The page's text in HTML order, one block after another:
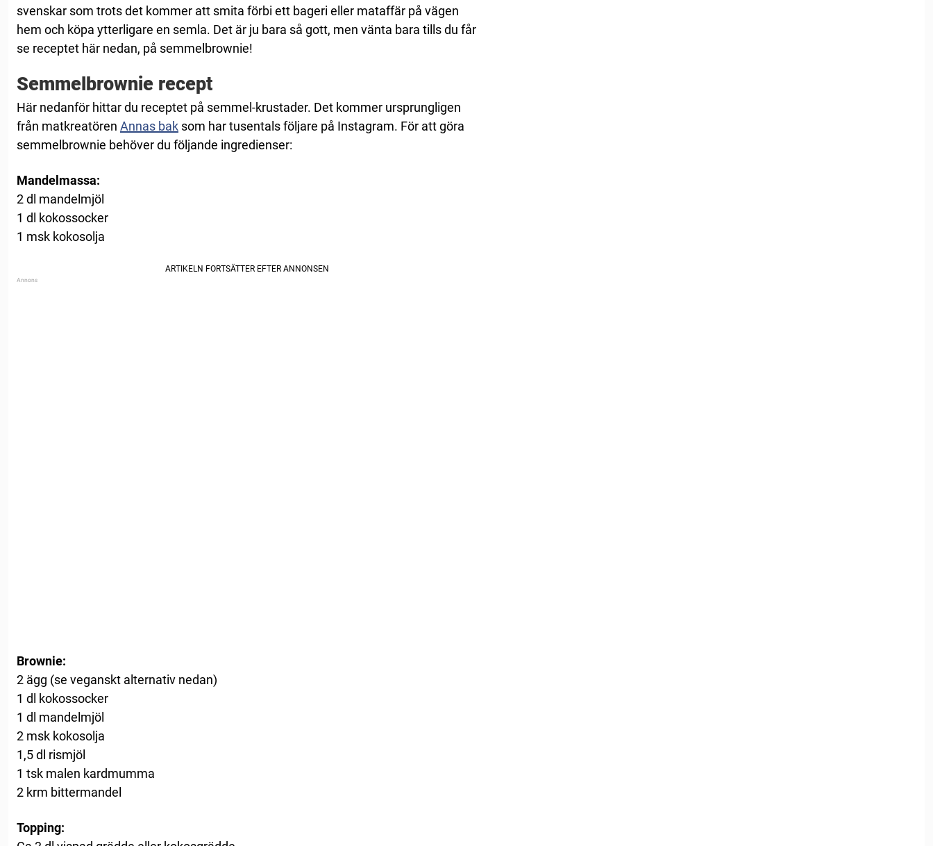
svenskar som trots det kommer att smita förbi ett bageri eller mataffär på vägen
hem och köpa ytterligare en semla. Det är ju bara så gott, men vänta bara tills du får
se receptet här nedan, på semmelbrownie!
Semmelbrownie recept
Här nedanför hittar du receptet på semmel-krustader. Det kommer ursprungligen
från matkreatören Annas bak som har tusentals följare på Instagram. För att göra
semmelbrownie behöver du följande ingredienser:
Mandelmassa:
2 dl mandelmjöl
1 dl kokossocker
1 msk kokosolja
Brownie:
2 ägg (se veganskt alternativ nedan)
1 dl kokossocker
1 dl mandelmjöl
2 msk kokosolja
1,5 dl rismjöl
1 tsk malen kardmumma
2 krm bittermandel
Topping: